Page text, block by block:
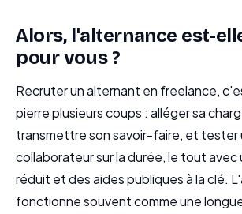
Alors, l'alternance est-
pour vous ?
Recruter un alternant en freelance,
pierre plusieurs coups : alléger sa
transmettre son savoir-faire, et tester
collaborateur sur la durée, le tout avec
réduit et des aides publiques à la clé.
fonctionne souvent comme une